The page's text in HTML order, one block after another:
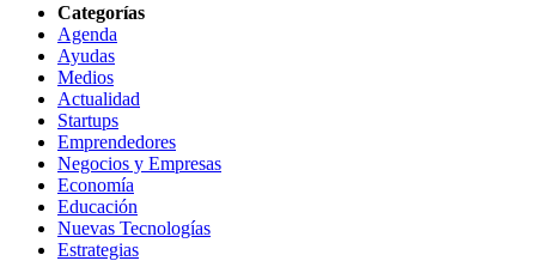
Categorías
Agenda
Ayudas
Medios
Actualidad
Startups
Emprendedores
Negocios y Empresas
Economía
Educación
Nuevas Tecnologías
Estrategias